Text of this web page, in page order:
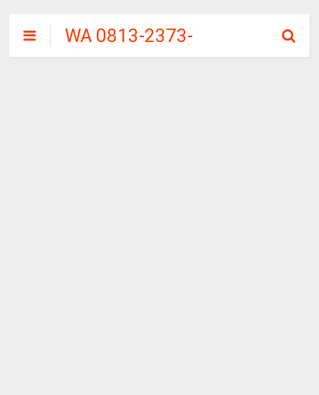
WA 0813-2373-
9973 | WALINI